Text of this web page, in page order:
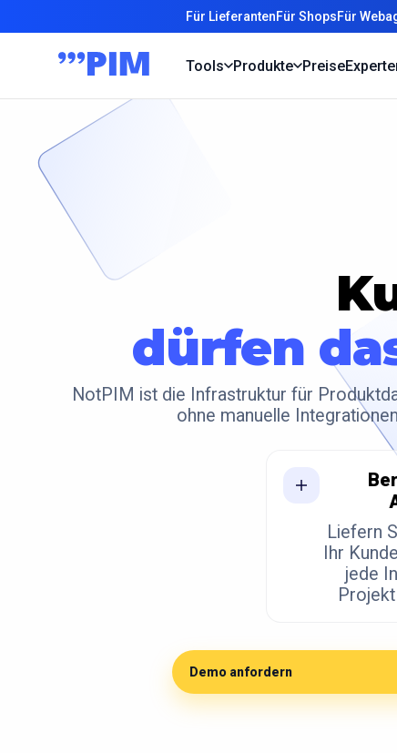
Für LieferantenFür ShopsFür
Tools Produkte Preise
dürfen
NotPIM ist die Infrastruktur für
ohne manuelle
Liefern
Ihr
jede
Demo anfordern